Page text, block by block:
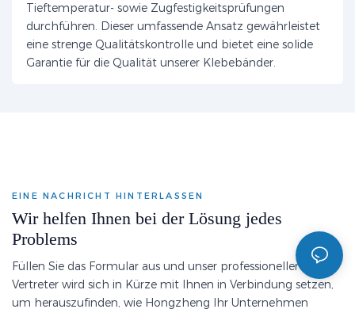
Tieftemperatur- sowie Zugfestigkeitsprüfungen
durchführen. Dieser umfassende Ansatz gewährleistet
eine strenge Qualitätskontrolle und bietet eine solide
Garantie für die Qualität unserer Klebebänder.
EINE NACHRICHT HINTERLASSEN
Wir helfen Ihnen bei der Lösung jedes
Problems
Füllen Sie das Formular aus und unser professioneller
Vertreter wird sich in Kürze mit Ihnen in Verbindung setzen,
um herauszufinden, wie Hongzheng Ihr Unternehmen